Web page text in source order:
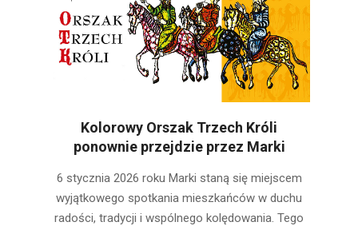
Kolorowy Orszak Trzech Króli
ponownie przejdzie przez Marki
01-
05
6 stycznia 2026 roku Marki staną się miejscem
wyjątkowego spotkania mieszkańców w duchu
radości, tradycji i wspólnego kolędowania. Tego